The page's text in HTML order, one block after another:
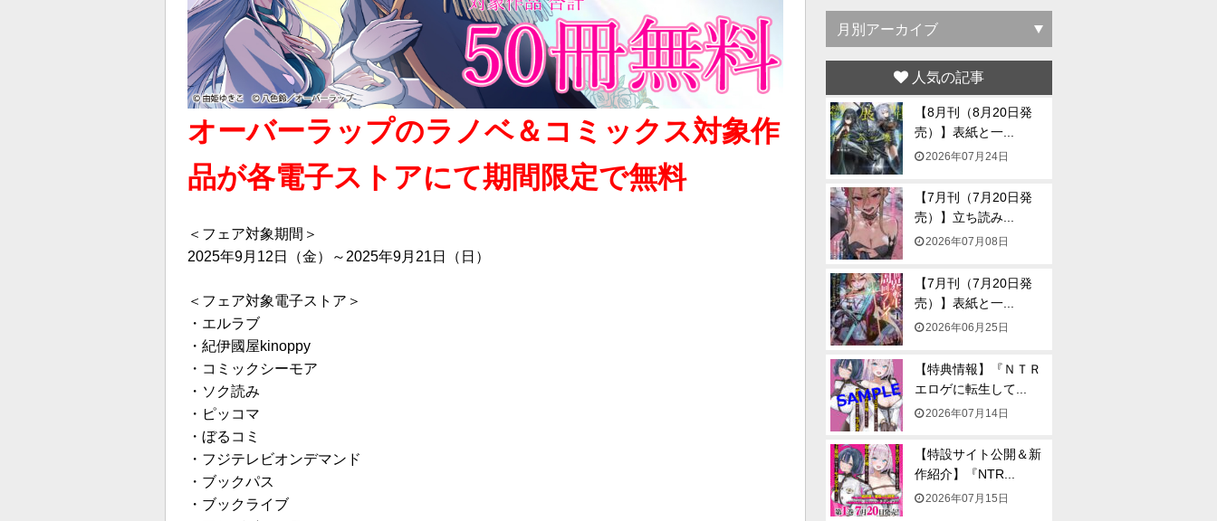
オーバーラップのラノベ＆コミックス対象作
品が各電子ストアにて期間限定で無料
＜フェア対象期間＞
2025年9月12日（金）～2025年9月21日（日）
＜フェア対象電子ストア＞
・ エルラブ
・ 紀伊國屋kinoppy
・ コミックシーモア
・ ソク読み
・ ピッコマ
・ ぼるコミ
・ フジテレビオンデマンド
・ ブックパス
・ ブックライブ
人気の記事
【8月刊（8月20日発
売）】表紙と一...
2026年07月24日
【7月刊（7月20日発
売）】立ち読み...
2026年07月08日
【7月刊（7月20日発
売）】表紙と一...
2026年06月25日
【特典情報】『ＮＴＲ
エロゲに転生して...
2026年07月14日
【特設サイト公開＆新
作紹介】『NTR...
2026年07月15日